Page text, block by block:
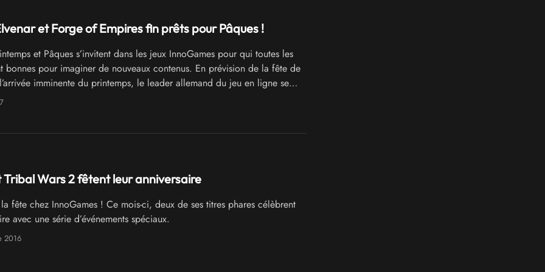
et Forge of Empires fin prêts pour Pâques !
et Pâques s’invitent dans les jeux InnoGames pour qui toutes les
bonnes pour imaginer de nouveaux contenus. En prévision de la fête de
imminente du printemps, le leader allemand du jeu en ligne se
d’ajouts pour l’ensemble de ses jeux de stratégie. Elvenar, Grepolis ou
Forge of Empires
Tribal Wars 2 fêtent leur anniversaire
fête chez InnoGames ! Ce mois-ci, deux de ses titres phares célèbrent
avec une série d’événements spéciaux.
2016